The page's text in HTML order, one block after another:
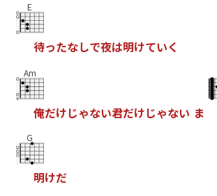
E
待ったなしで夜は明けていく
Am
俺だけじゃない君だけじゃない ま
G
明けだ